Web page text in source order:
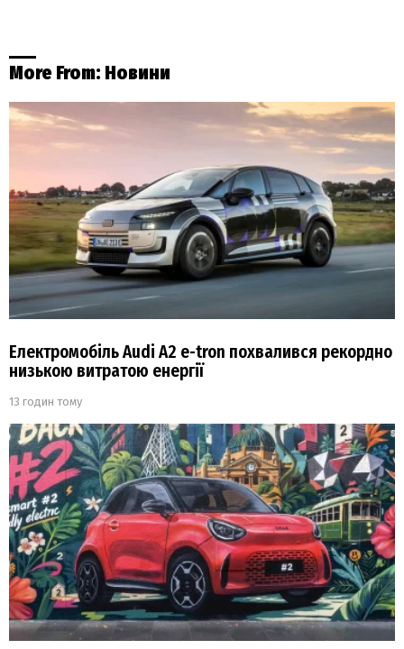
More From: Новини
Електромобіль Audi A2 e-tron похвалився рекордно
низькою витратою енергії
13 годин тому